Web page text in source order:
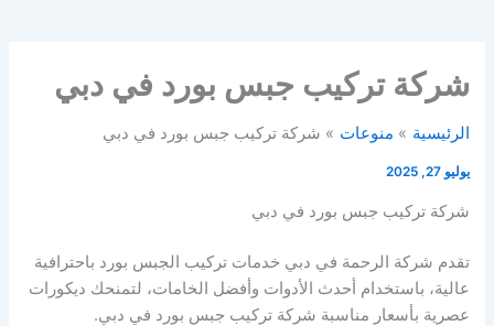
شركة تركيب جبس بورد في دبي
الرئيسية منوعات شركة تركيب جبس بورد في دبي
يوليو 27, 2025
شركة تركيب جبس بورد في دبي
تقدم شركة الرحمة في دبي خدمات تركيب الجبس بورد باحترافية
عالية، باستخدام أحدث الأدوات وأفضل الخامات، لتمنحك ديكورات
عصرية بأسعار مناسبة شركة تركيب جبس بورد في دبي.